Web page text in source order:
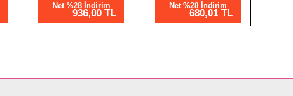
Net %28 İndirim
680,01 TL
Net %76 İndirim
760,51 TL